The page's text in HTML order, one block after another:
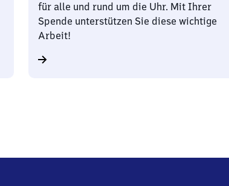
für alle und rund um die Uhr. Mit Ihrer
Spende unterstützen Sie diese wichtige
Arbeit!